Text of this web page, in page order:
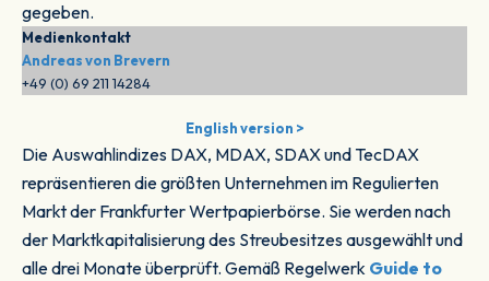
gegeben.
Medienkontakt
Andreas von Brevern
+49 (0) 69 211 14284
English version >
Die Auswahlindizes DAX, MDAX, SDAX und TecDAX
repräsentieren die größten Unternehmen im Regulierten
Markt der Frankfurter Wertpapierbörse. Sie werden nach
der Marktkapitalisierung des Streubesitzes ausgewählt und
alle drei Monate überprüft. Gemäß Regelwerk Guide to